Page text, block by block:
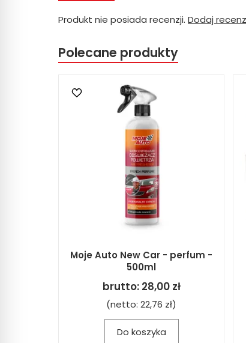
Produkt nie posiada recenzji. Dodaj
Polecane produkty
Moje Auto New Car - perfum -
500ml
brutto: 28,00 zł
(netto: 22,76 zł)
Do koszyka